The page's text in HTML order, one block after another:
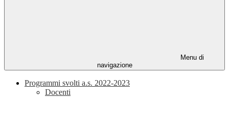
Menu di
navigazione
Programmi svolti a.s. 2022-2023
Docenti